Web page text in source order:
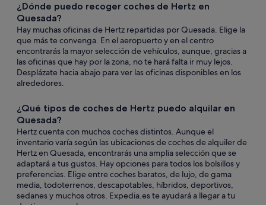
¿Dónde puedo recoger coches de Hertz en
Quesada?
Hay muchas oficinas de Hertz repartidas por Quesada. Elige la
que más te convenga. En el aeropuerto y en el centro
encontrarás la mayor selección de vehículos, aunque, gracias a
las oficinas que hay por la zona, no te hará falta ir muy lejos.
Desplázate hacia abajo para ver las oficinas disponibles en los
alrededores.
¿Qué tipos de coches de Hertz puedo alquilar en
Quesada?
Hertz cuenta con muchos coches distintos. Aunque el
inventario varía según las ubicaciones de coches de alquiler de
Hertz en Quesada, encontrarás una amplia selección que se
adaptará a tus gustos. Hay opciones para todos los bolsillos y
preferencias. Elige entre coches baratos, de lujo, de gama
media, todoterrenos, descapotables, híbridos, deportivos,
sedanes y muchos otros. Expedia.es te ayudará a llegar a tu